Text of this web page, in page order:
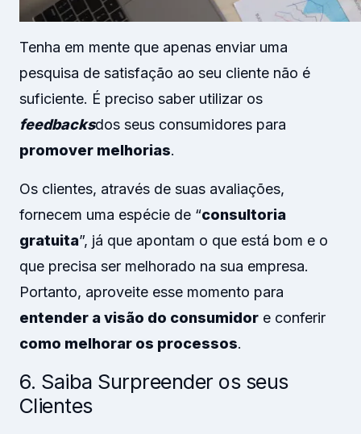
Tenha em mente que apenas enviar uma
pesquisa de satisfação ao seu cliente não é
suficiente. É preciso saber utilizar os
feedbacksdos seus consumidores para
promover melhorias.
Os clientes, através de suas avaliações,
fornecem uma espécie de “consultoria
gratuita”, já que apontam o que está bom e o
que precisa ser melhorado na sua empresa.
Portanto, aproveite esse momento para
entender a visão do consumidor e conferir
como melhorar os processos.
6. Saiba Surpreender os seus
Clientes